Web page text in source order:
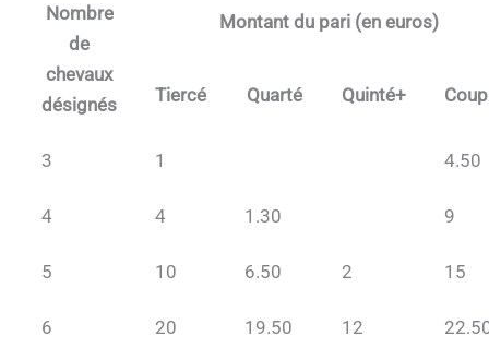
Nombre
de
chevaux
désignés
Montant du pari (en euros)
Tiercé Quarté Quinté+
3 1 4.50
4 4 1.30 9
5 10 6.50 2 15
6 20 19.50 12